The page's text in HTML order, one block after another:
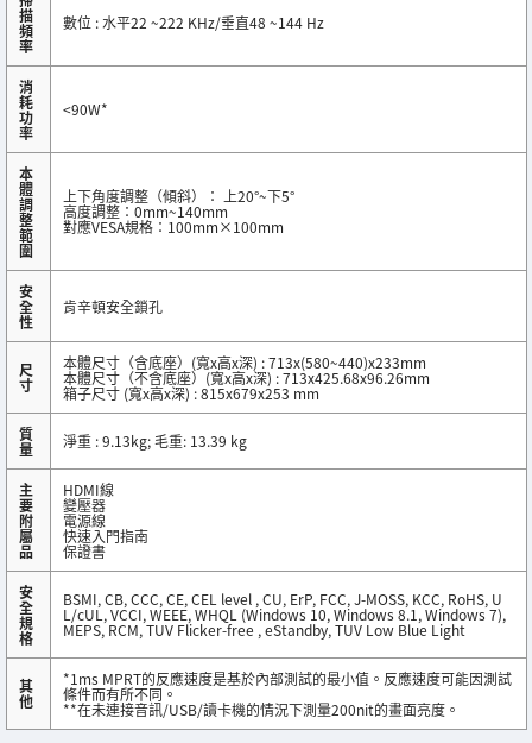
描
頻
率
數位 : 水平22 ~222 KHz/垂直48 ~144 Hz
消
耗
功
率
<90W*
本
體
調
整
範
圍
上下角度調整（傾斜）： 上20°~下5°
高度調整：0mm~140mm
對應VESA規格：100mm×100mm
安
全
性
肯辛頓安全鎖孔
尺
寸
本體尺寸（含底座）(寬x高x深) : 713x(580~440)x233mm
本體尺寸（不含底座）(寬x高x深) : 713x425.68x96.26mm
箱子尺寸 (寬x高x深) : 815x679x253 mm
質
量 淨重 : 9.13kg; 毛重: 13.39 kg
主
要
附
屬
品
HDMI線
變壓器
電源線
快速入門指南
保證書
安
全
規
格
BSMI, CB, CCC, CE, CEL level , CU, ErP, FCC, J-MOSS, KCC, RoHS, U
L/cUL, VCCI, WEEE, WHQL (Windows 10, Windows 8.1, Windows 7),
MEPS, RCM, TUV Flicker-free , eStandby, TUV Low Blue Light
其
他
*1ms MPRT的反應速度是基於內部測試的最小值。反應速度可能因測試
條件而有所不同。
**在未連接音訊/USB/讀卡機的情況下測量200nit的畫面亮度。